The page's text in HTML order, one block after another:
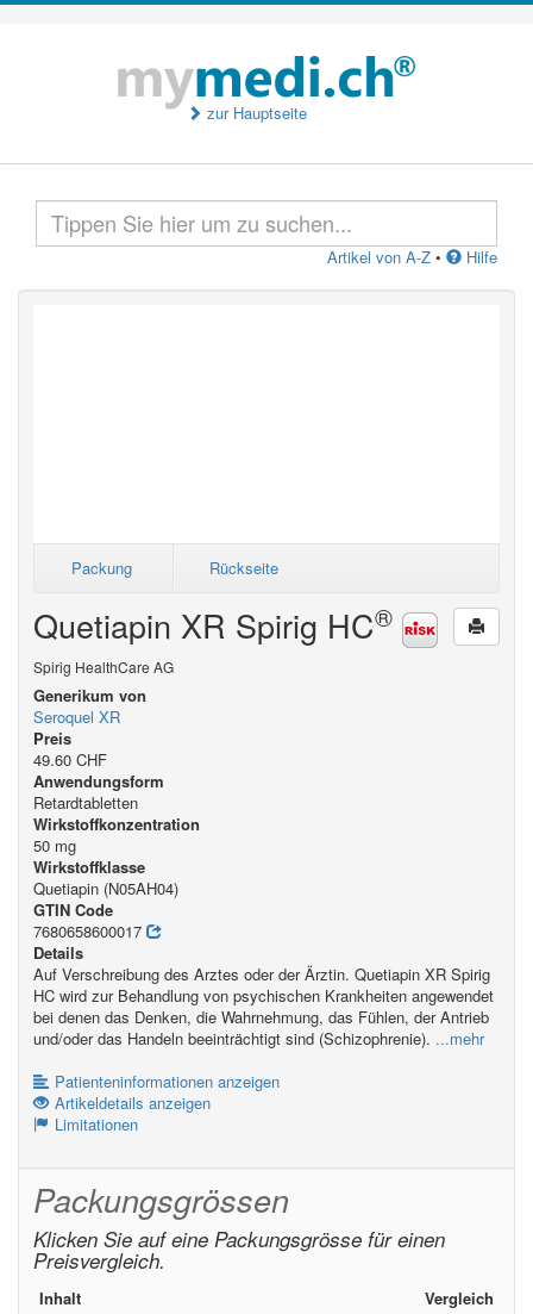
zur Hauptseite
Artikel von A-Z • Hilfe
Packung Rückseite
Quetiapin XR Spirig HC®
Spirig HealthCare AG
Generikum von
Seroquel XR
Preis
49.60 CHF
Anwendungsform
Retardtabletten
Wirkstoffkonzentration
50 mg
Wirkstoffklasse
Quetiapin (N05AH04)
GTIN Code
7680658600017
Details
Auf Verschreibung des Arztes oder der Ärztin. Quetiapin XR Spirig
HC wird zur Behandlung von psychischen Krankheiten angewendet
bei denen das Denken, die Wahrnehmung, das Fühlen, der Antrieb
und/oder das Handeln beeinträchtigt sind (Schizophrenie). ...mehr
Patienteninformationen anzeigen
Artikeldetails anzeigen
Limitationen
Packungsgrössen
Klicken Sie auf eine Packungsgrösse für einen
Preisvergleich.
Inhalt
Vergleich